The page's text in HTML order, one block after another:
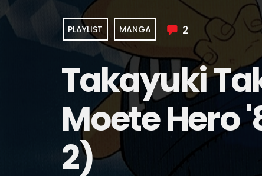
PLAYLIST MANGA 2
Takayuki
Moete Hero
2)